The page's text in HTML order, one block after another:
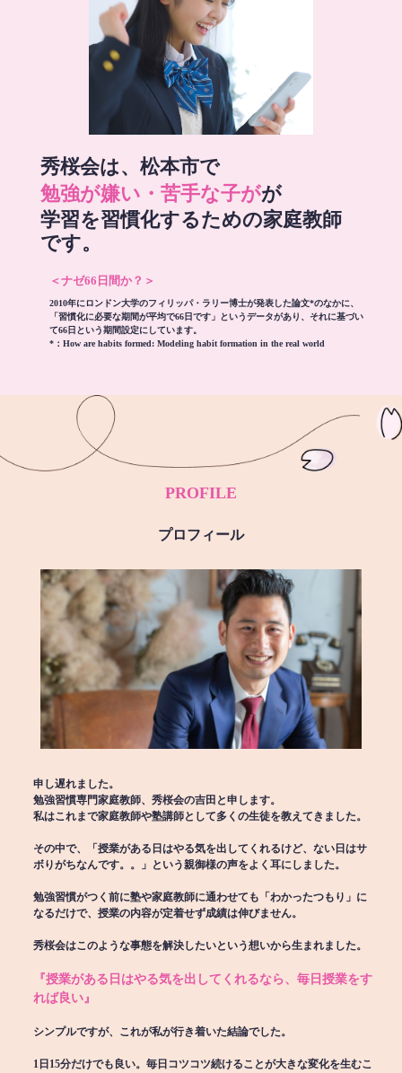
秀桜会は、松本市で
勉強が嫌い・苦手な子がが
学習を習慣化するための家庭教師
です。
＜ナゼ66日間か？＞
2010年にロンドン大学のフィリッパ・ラリー博士が発表した論文*のなかに、
「習慣化に必要な期間が平均で66日です」というデータがあり、それに基づい
て66日という期間設定にしています。
*： How are habits formed: Modeling habit formation in the real world
PROFILE
プロフィール
申し遅れました。
勉強習慣専門家庭教師、秀桜会の吉田と申します。
私はこれまで家庭教師や塾講師として多くの生徒を教えてきました。
その中で、「授業がある日はやる気を出してくれるけど、ない日はサ
ボりがちなんです。。」という親御様の声をよく耳にしました。
勉強習慣がつく前に塾や家庭教師に通わせても「わかったつもり」に
なるだけで、授業の内容が定着せず成績は伸びません。
秀桜会はこのような事態を解決したいという想いから生まれました。
『授業がある日はやる気を出してくれるなら、毎日授業をす
れば良い』
シンプルですが、これが私が行き着いた結論でした。
1日15分だけでも良い。毎日コツコツ続けることが大きな変化を生むこ